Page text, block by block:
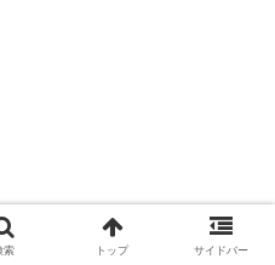
索 トップ サイドバー